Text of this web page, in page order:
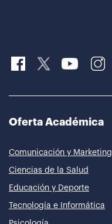
Oferta Académica
Comunicación y Marketing
Ciencias de la Salud
Educación y Deporte
Tecnología e Informática